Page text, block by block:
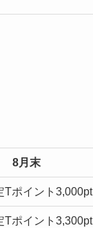
8月末
Tポイント3,000pt
Tポイント3,300pt